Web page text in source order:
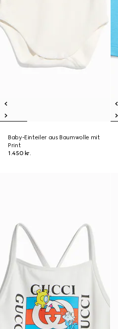
Baby-Einteiler aus Baumwolle mit
Print
1.450 kr.